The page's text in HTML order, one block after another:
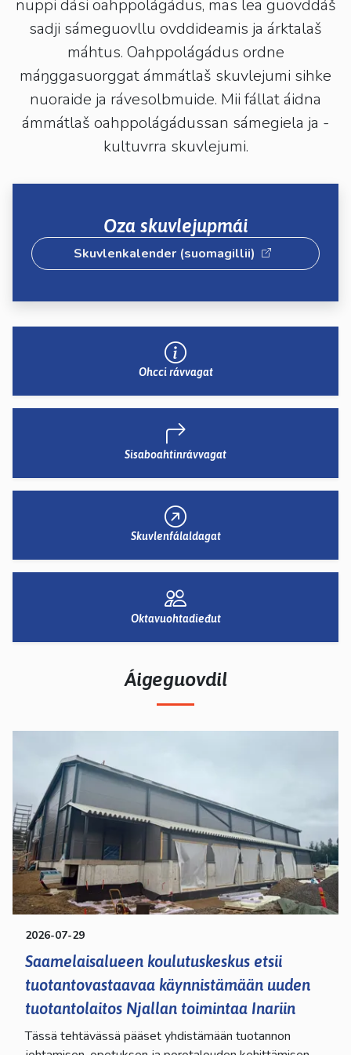
pyyhkäisyliikkeitä.
nuppi dási oahppolágádus, mas lea guovddáš
sadji sámeguovllu ovddideamis ja árktalaš
máhtus. Oahppolágádus ordne
máŋggasuorggat ámmátlaš skuvlejumi sihke
nuoraide ja rávesolbmuide. Mii fállat áidna
ámmátlaš oahppolágádussan sámegiela ja -
kultuvrra skuvlejumi.
Oza skuvlejupmái
Skuvlenkalender (suomagillii)
Ohcci rávvagat
Sisaboahtinrávvagat
Skuvlenfálaldagat
Oktavuohtadieđut
Áigeguovdil
2026-07-29
Saamelaisalueen koulutuskeskus etsii
tuotantovastaavaa käynnistämään uuden
tuotantolaitos Njallan toimintaa Inariin
Tässä tehtävässä pääset yhdistämään tuotannon